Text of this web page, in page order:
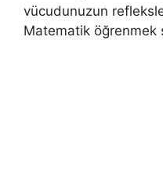
vücudunuzun
Matematik öğrenmek